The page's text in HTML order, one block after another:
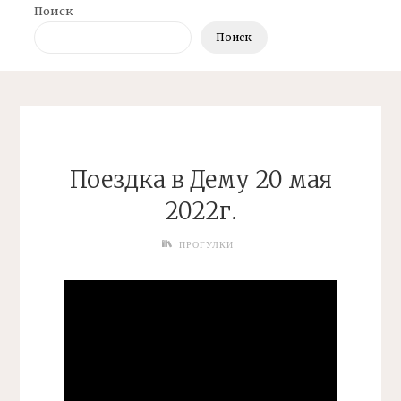
Поиск
Поиск
Поездка в Дему 20 мая
2022г.
ПРОГУЛКИ